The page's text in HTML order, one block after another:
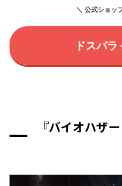
＼ 公式ショッ
ドスパラ
『バイオハザ